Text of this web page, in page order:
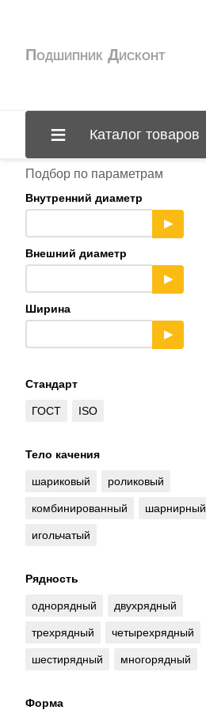
Подбор по параметрам
Внутренний диаметр
▶
Внешний диаметр
▶
Ширина
▶
Стандарт
ГОСТ ISO
Тело качения
шариковый роликовый
комбинированный шарнирный
игольчатый
Рядность
однорядный двухрядный
трехрядный четырехрядный
шестирядный многорядный
Форма
Подшипник Дисконт
Каталог товаров